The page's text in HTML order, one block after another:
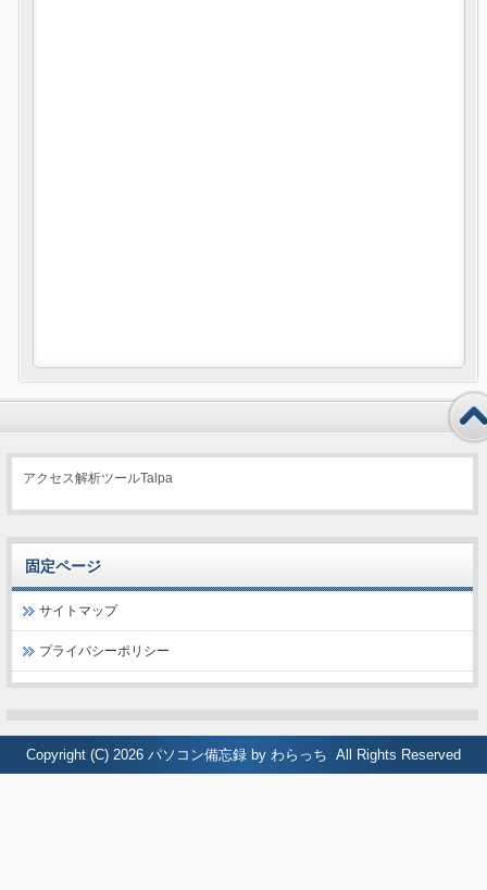
アクセス解析ツールTalpa
固定ページ
サイトマップ
プライバシーポリシー
Copyright (C) 2026 パソコン備忘録 by わらっち All Rights Reserved